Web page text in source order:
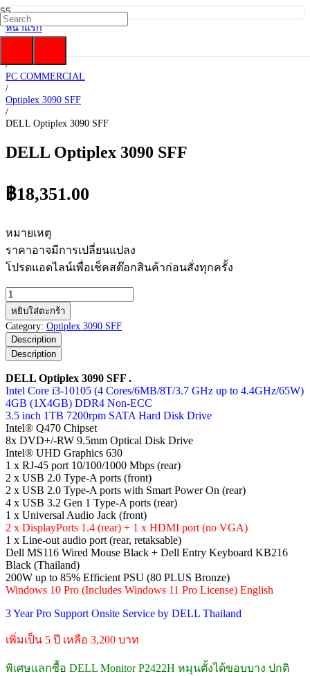
หน้าแรก
/
/
PC COMMERCIAL
/
Optiplex 3090 SFF
/
DELL Optiplex 3090 SFF
DELL Optiplex 3090 SFF
฿18,351.00
หมายเหตุ
ราคาอาจมีการเปลี่ยนแปลง
โปรดแอดไลน์เพื่อเช็คสต๊อกสินค้าก่อนสั่งทุกครั้ง
จำนวน
DELL
Optiplex
3090
SFF
ชิ้น
หยิบใส่ตะกร้า
Category: Optiplex 3090 SFF
Description
Description
DELL Optiplex 3090 SFF .
Intel Core i3-10105 (4 Cores/6MB/8T/3.7 GHz up to 4.4GHz/65W)
4GB (1X4GB) DDR4 Non-ECC
3.5 inch 1TB 7200rpm SATA Hard Disk Drive
Intel® Q470 Chipset
8x DVD+/-RW 9.5mm Optical Disk Drive
Intel® UHD Graphics 630
1 x RJ-45 port 10/100/1000 Mbps (rear)
2 x USB 2.0 Type-A ports (front)
2 x USB 2.0 Type-A ports with Smart Power On (rear)
4 x USB 3.2 Gen 1 Type-A ports (rear)
1 x Universal Audio Jack (front)
2 x DisplayPorts 1.4 (rear) + 1 x HDMI port (no VGA)
1 x Line-out audio port (rear, retaksable)
Dell MS116 Wired Mouse Black + Dell Entry Keyboard KB216
Black (Thailand)
200W up to 85% Efficient PSU (80 PLUS Bronze)
Windows 10 Pro (Includes Windows 11 Pro License) English
3 Year Pro Support Onsite Service by DELL Thailand
เพิ่มเป็น 5 ปี เหลือ 3,200 บาท
พิเศษแลกซื้อ DELL Monitor P2422H หมุนตั้งได้ขอบบาง ปกติ